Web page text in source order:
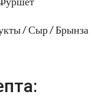
/ Сыр / Брынза